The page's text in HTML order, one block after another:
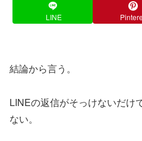
LINE
結論から言う。
LINEの返信がそっけないだけ
ない。